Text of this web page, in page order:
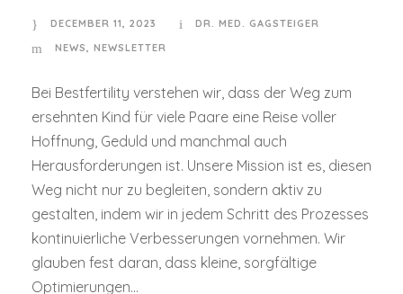
DECEMBER 11, 2023
DR. MED. GAGSTEIGER
NEWS, NEWSLETTER
Bei Bestfertility verstehen wir, dass der Weg zum
ersehnten Kind für viele Paare eine Reise voller
Hoffnung, Geduld und manchmal auch
Herausforderungen ist. Unsere Mission ist es, diesen
Weg nicht nur zu begleiten, sondern aktiv zu
gestalten, indem wir in jedem Schritt des Prozesses
kontinuierliche Verbesserungen vornehmen. Wir
glauben fest daran, dass kleine, sorgfältige
Optimierungen...